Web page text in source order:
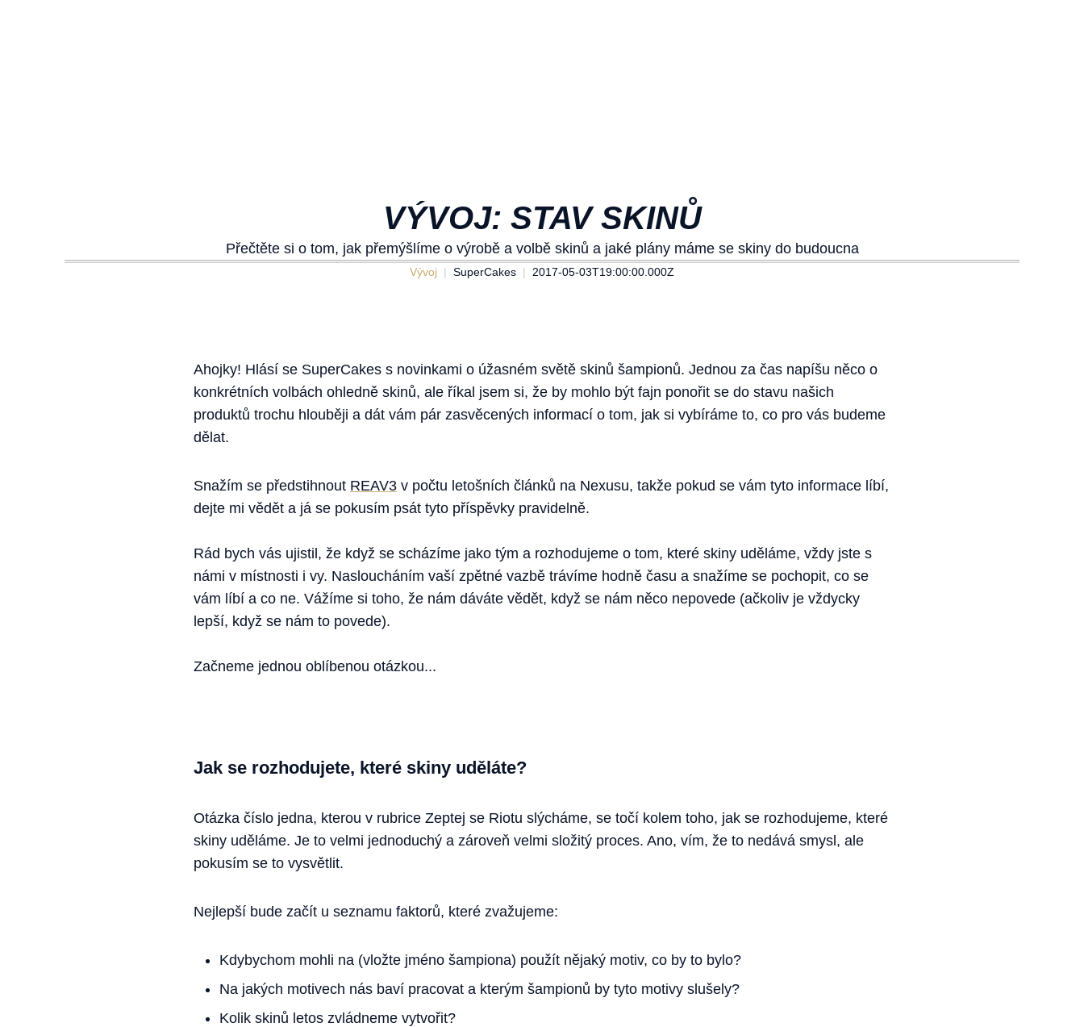
VÝVOJ: STAV SKINŮ
Přečtěte si o tom, jak přemýšlíme o výrobě a volbě skinů a jaké plány máme se skiny do budoucna
Vývoj SuperCakes 2017-05-03T19:00:00.000Z
Ahojky! Hlásí se SuperCakes s novinkami o úžasném světě skinů šampionů. Jednou za čas napíšu něco o
konkrétních volbách ohledně skinů, ale říkal jsem si, že by mohlo být fajn ponořit se do stavu našich
produktů trochu hlouběji a dát vám pár zasvěcených informací o tom, jak si vybíráme to, co pro vás budeme
dělat.
Snažím se předstihnout REAV3 v počtu letošních článků na Nexusu, takže pokud se vám tyto informace líbí,
dejte mi vědět a já se pokusím psát tyto příspěvky pravidelně.
Rád bych vás ujistil, že když se scházíme jako tým a rozhodujeme o tom, které skiny uděláme, vždy jste s
námi v místnosti i vy. Nasloucháním vaší zpětné vazbě trávíme hodně času a snažíme se pochopit, co se
vám líbí a co ne. Vážíme si toho, že nám dáváte vědět, když se nám něco nepovede (ačkoliv je vždycky
lepší, když se nám to povede).
Začneme jednou oblíbenou otázkou...
Jak se rozhodujete, které skiny uděláte?
Otázka číslo jedna, kterou v rubrice Zeptej se Riotu slýcháme, se točí kolem toho, jak se rozhodujeme, které
skiny uděláme. Je to velmi jednoduchý a zároveň velmi složitý proces. Ano, vím, že to nedává smysl, ale
pokusím se to vysvětlit.
Nejlepší bude začít u seznamu faktorů, které zvažujeme:
Kdybychom mohli na (vložte jméno šampiona) použít nějaký motiv, co by to bylo?
Na jakých motivech nás baví pracovat a kterým šampionů by tyto motivy slušely?
Kolik skinů letos zvládneme vytvořit?